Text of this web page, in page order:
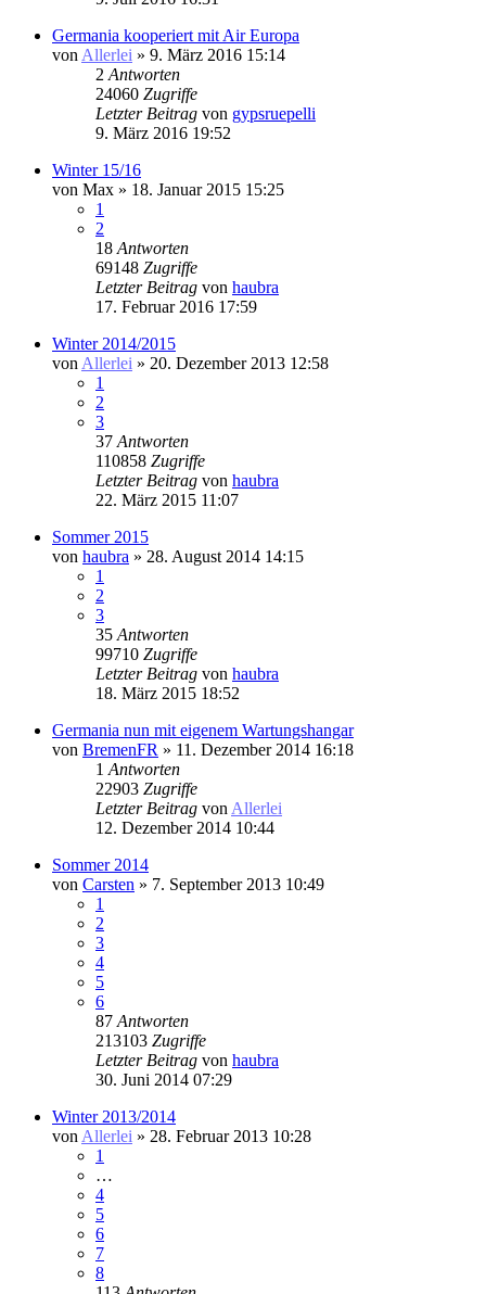
Germania kooperiert mit Air Europa
von Allerlei » 9. März 2016 15:14
2 Antworten
24060 Zugriffe
Letzter Beitrag von gypsruepelli
9. März 2016 19:52
Winter 15/16
von Max » 18. Januar 2015 15:25
1
2
18 Antworten
69148 Zugriffe
Letzter Beitrag von haubra
17. Februar 2016 17:59
Winter 2014/2015
von Allerlei » 20. Dezember 2013 12:58
1
2
3
37 Antworten
110858 Zugriffe
Letzter Beitrag von haubra
22. März 2015 11:07
Sommer 2015
von haubra » 28. August 2014 14:15
1
2
3
35 Antworten
99710 Zugriffe
Letzter Beitrag von haubra
18. März 2015 18:52
Germania nun mit eigenem Wartungshangar
von BremenFR » 11. Dezember 2014 16:18
1 Antworten
22903 Zugriffe
Letzter Beitrag von Allerlei
12. Dezember 2014 10:44
Sommer 2014
von Carsten » 7. September 2013 10:49
1
2
3
4
5
6
87 Antworten
213103 Zugriffe
Letzter Beitrag von haubra
30. Juni 2014 07:29
Winter 2013/2014
von Allerlei » 28. Februar 2013 10:28
1
…
4
5
6
7
8